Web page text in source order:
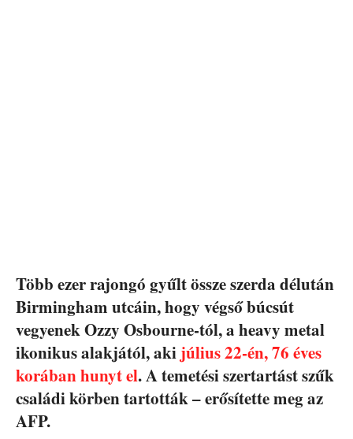
Több ezer rajongó gyűlt össze szerda délután
Birmingham utcáin, hogy végső búcsút
vegyenek Ozzy Osbourne-tól, a heavy metal
ikonikus alakjától, aki július 22-én, 76 éves
korában hunyt el. A temetési szertartást szűk
családi körben tartották – erősítette meg az
AFP.